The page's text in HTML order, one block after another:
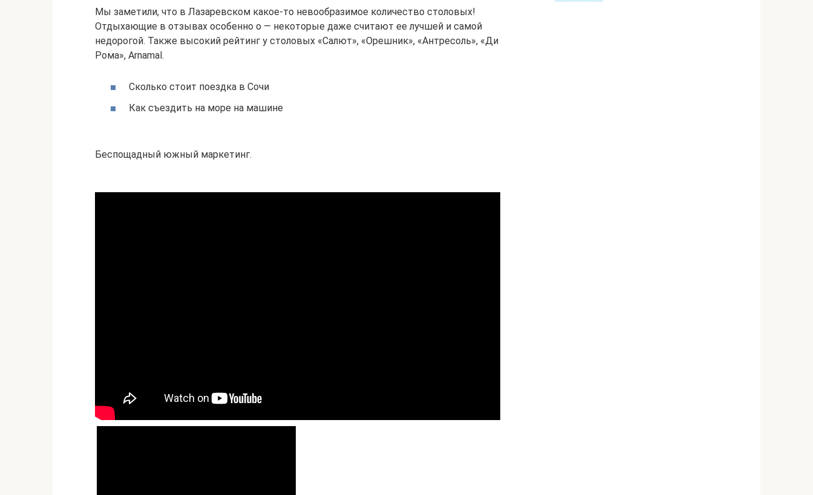
Мы заметили, что в Лазаревском какое-то невообразимое количество столовых!
Отдыхающие в отзывах особенно о — некоторые даже считают ее лучшей и самой
недорогой. Также высокий рейтинг у столовых «Салют», «Орешник», «Антресоль», «Ди
Рома», Arnamal.
Сколько стоит поездка в Сочи
Как съездить на море на машине
Беспощадный южный маркетинг.